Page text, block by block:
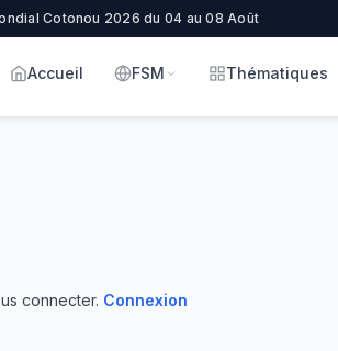
Cotonou 2026 du 04 au 08 Août
Accueil FSM Thématiques
connecter. Connexion